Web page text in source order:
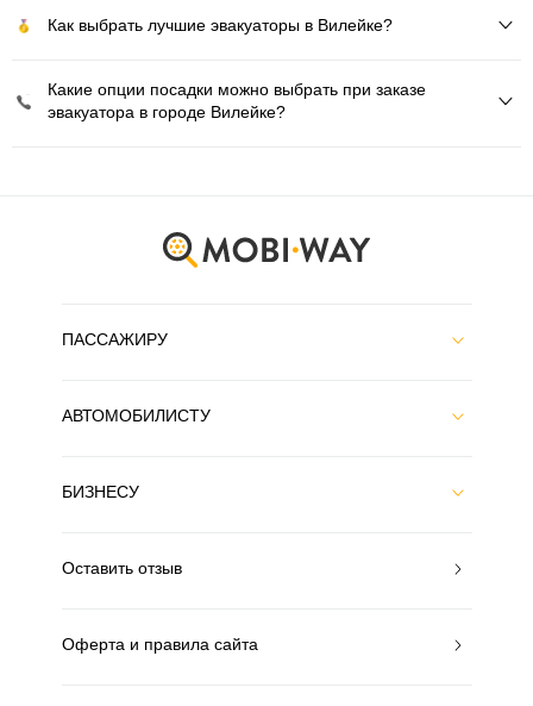
Как выбрать лучшие эвакуаторы в Вилейке?
Какие опции посадки можно выбрать при заказе
эвакуатора в городе Вилейке?
ПАССАЖИРУ
АВТОМОБИЛИСТУ
БИЗНЕСУ
Оставить отзыв
Оферта и правила сайта